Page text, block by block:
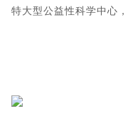
特大型公益性科学中心，